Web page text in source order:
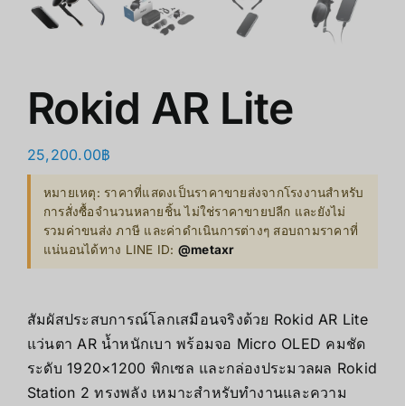
Rokid AR Lite
25,200.00฿
หมายเหตุ: ราคาที่แสดงเป็นราคาขายส่งจากโรงงานสำหรับ
การสั่งซื้อจำนวนหลายชิ้น ไม่ใช่ราคาขายปลีก และยังไม่
รวมค่าขนส่ง ภาษี และค่าดำเนินการต่างๆ สอบถามราคาที่
แน่นอนได้ทาง LINE ID: @metaxr
สัมผัสประสบการณ์โลกเสมือนจริงด้วย Rokid AR Lite
แว่นตา AR น้ำหนักเบา พร้อมจอ Micro OLED คมชัด
ระดับ 1920×1200 พิกเซล และกล่องประมวลผล Rokid
Station 2 ทรงพลัง เหมาะสำหรับทำงานและความ